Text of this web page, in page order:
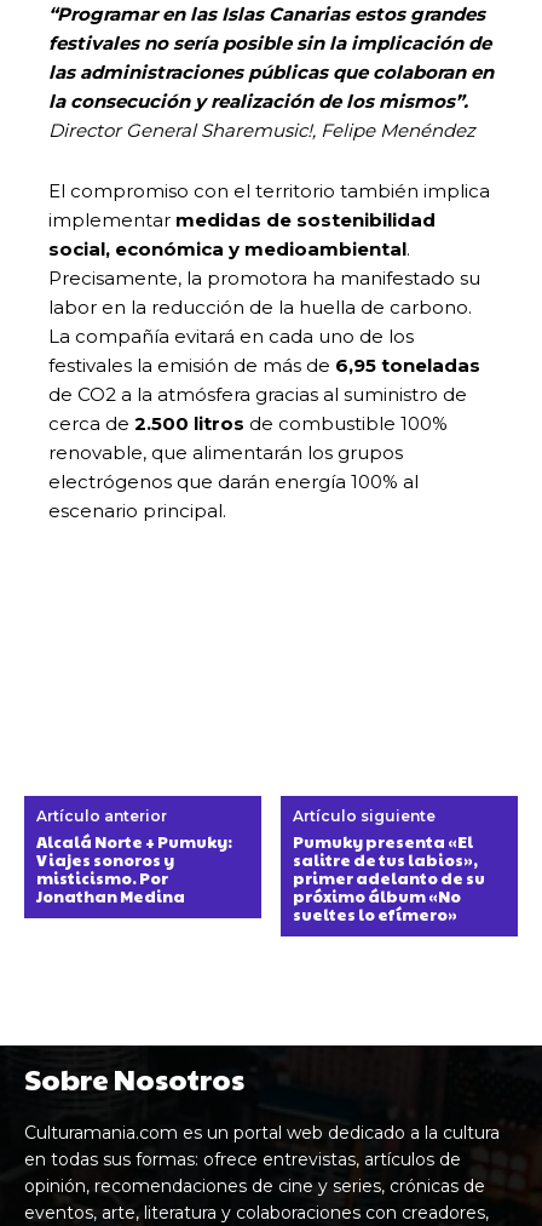
“Programar en las Islas Canarias estos grandes
festivales no sería posible sin la implicación de
las administraciones públicas que colaboran en
la consecución y realización de los mismos”.
Director General Sharemusic!, Felipe Menéndez
El compromiso con el territorio también implica
implementar medidas de sostenibilidad
social, económica y medioambiental.
Precisamente, la promotora ha manifestado su
labor en la reducción de la huella de carbono.
La compañía evitará en cada uno de los
festivales la emisión de más de 6,95 toneladas
de CO2 a la atmósfera gracias al suministro de
cerca de 2.500 litros de combustible 100%
renovable, que alimentarán los grupos
electrógenos que darán energía 100% al
escenario principal.
Artículo anterior
Alcalá Norte + Pumuky:
Viajes sonoros y
misticismo. Por
Jonathan Medina
Artículo siguiente
Pumuky presenta «El
salitre de tus labios»,
primer adelanto de su
próximo álbum «No
sueltes lo efímero»
Sobre Nosotros
Culturamania.com es un portal web dedicado a la cultura
en todas sus formas: ofrece entrevistas, artículos de
opinión, recomendaciones de cine y series, crónicas de
eventos, arte, literatura y colaboraciones con creadores,